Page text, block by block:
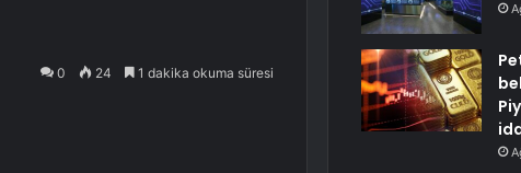
0 24 1 dakika okuma süresi